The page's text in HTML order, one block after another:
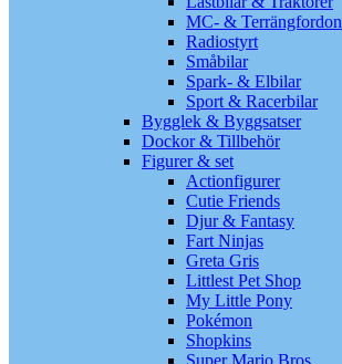
MC- & Terrängfordon
Radiostyrt
Småbilar
Spark- & Elbilar
Sport & Racerbilar
Bygglek & Byggsatser
Dockor & Tillbehör
Figurer & set
Actionfigurer
Cutie Friends
Djur & Fantasy
Fart Ninjas
Greta Gris
Littlest Pet Shop
My Little Pony
Pokémon
Shopkins
Super Mario Bros